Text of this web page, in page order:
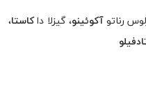
رناتوآکوئینو، گیزلا داکاستا،